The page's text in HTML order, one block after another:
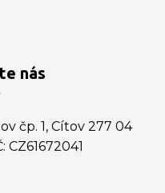
nás
čp. 1, Cítov 277 04
CZ61672041